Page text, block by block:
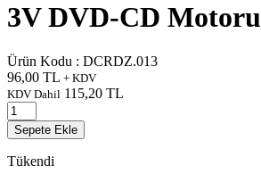
3V DVD-CD Motoru
Ürün Kodu : DCRDZ.013
96,00 TL + KDV
KDV Dahil 115,20 TL
Sepete Ekle
Tükendi